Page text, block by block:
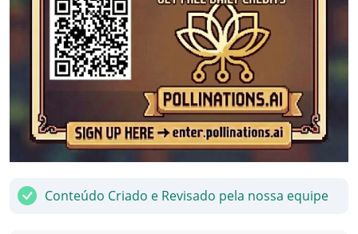
Conteúdo Criado e Revisado pela nossa equipe